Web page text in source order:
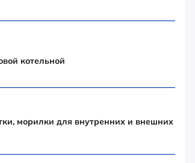
котельной
морилки для внутренних и внешних